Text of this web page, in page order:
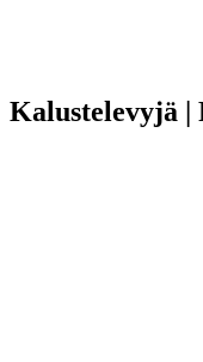
Kalustelevyjä |